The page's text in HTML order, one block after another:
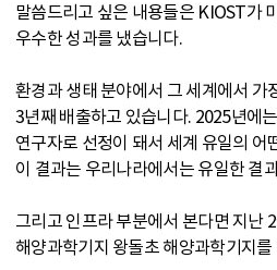
말씀드리고 싶은 내용들은 KIOST가
우수한 성과를 냈습니다.
환경과 생태 분야에서 그 세계에서 가
3년째 배출하고 있습니다. 2025년에
연구자로 선정이 돼서 세계 유일의 어
이 결과는 우리나라에서는 유일한 결
그리고 인프라 부분에서 본다면 지난
해양과학기지 왕돌초 해양과학기지